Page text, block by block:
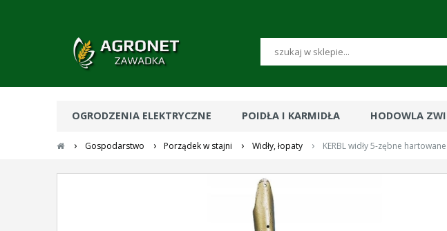
OGRODZENIA ELEKTRYCZNE POIDŁA I KARMIDŁA HODOWLA
› Gospodarstwo › Porządek w stajni › Widły, łopaty › KERBL widły 5-zębne